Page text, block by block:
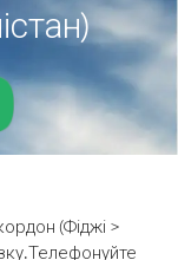
(Фіджі >
Телефонуйте